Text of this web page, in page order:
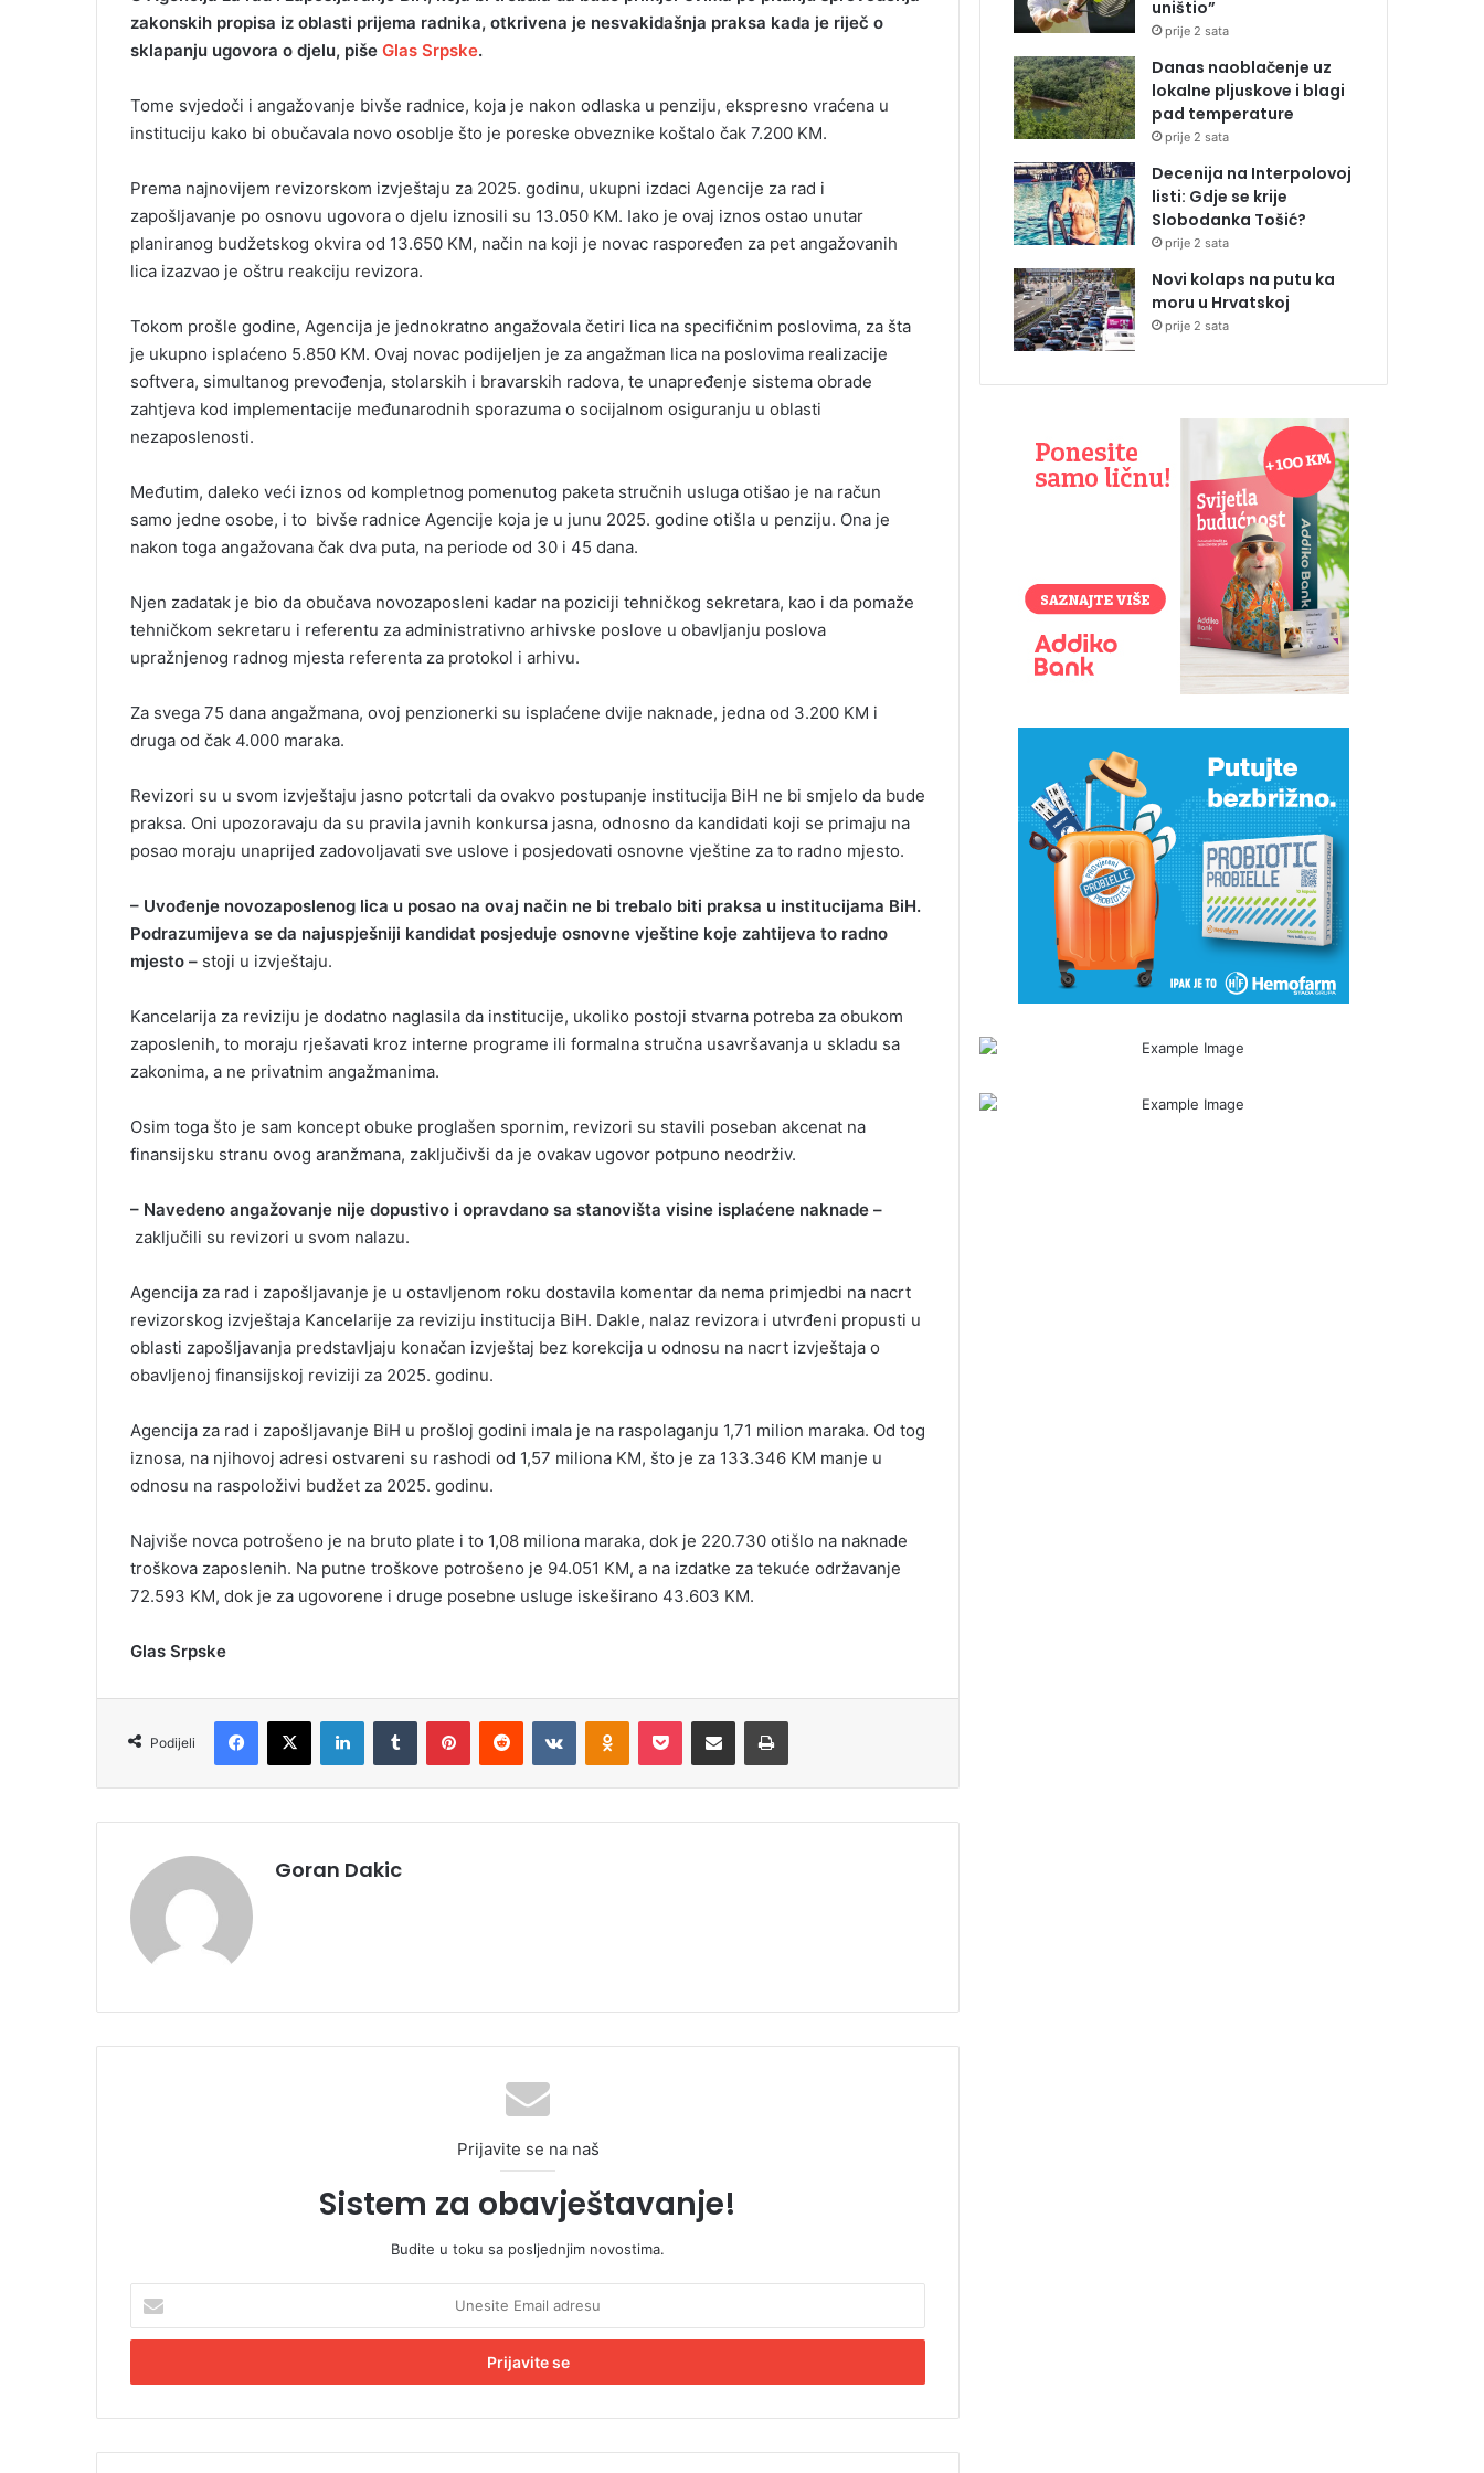
zakonskih propisa iz oblasti prijema radnika, otkrivena je nesvakidašnja praksa kada je riječ o
sklapanju ugovora o djelu, piše Glas Srpske.
Tome svjedoči i angažovanje bivše radnice, koja je nakon odlaska u penziju, ekspresno vraćena u
instituciju kako bi obučavala novo osoblje što je poreske obveznike koštalo čak 7.200 KM.
Prema najnovijem revizorskom izvještaju za 2025. godinu, ukupni izdaci Agencije za rad i
zapošljavanje po osnovu ugovora o djelu iznosili su 13.050 KM. Iako je ovaj iznos ostao unutar
planiranog budžetskog okvira od 13.650 KM, način na koji je novac raspoređen za pet angažovanih
lica izazvao je oštru reakciju revizora.
Tokom prošle godine, Agencija je jednokratno angažovala četiri lica na specifičnim poslovima, za šta
je ukupno isplaćeno 5.850 KM. Ovaj novac podijeljen je za angažman lica na poslovima realizacije
softvera, simultanog prevođenja, stolarskih i bravarskih radova, te unapređenje sistema obrade
zahtjeva kod implementacije međunarodnih sporazuma o socijalnom osiguranju u oblasti
nezaposlenosti.
Međutim, daleko veći iznos od kompletnog pomenutog paketa stručnih usluga otišao je na račun
samo jedne osobe, i to bivše radnice Agencije koja je u junu 2025. godine otišla u penziju. Ona je
nakon toga angažovana čak dva puta, na periode od 30 i 45 dana.
Njen zadatak je bio da obučava novozaposleni kadar na poziciji tehničkog sekretara, kao i da pomaže
tehničkom sekretaru i referentu za administrativno arhivske poslove u obavljanju poslova
upražnjenog radnog mjesta referenta za protokol i arhivu.
Za svega 75 dana angažmana, ovoj penzionerki su isplaćene dvije naknade, jedna od 3.200 KM i
druga od čak 4.000 maraka.
Revizori su u svom izvještaju jasno potcrtali da ovakvo postupanje institucija BiH ne bi smjelo da bude
praksa. Oni upozoravaju da su pravila javnih konkursa jasna, odnosno da kandidati koji se primaju na
posao moraju unaprijed zadovoljavati sve uslove i posjedovati osnovne vještine za to radno mjesto.
– Uvođenje novozaposlenog lica u posao na ovaj način ne bi trebalo biti praksa u institucijama BiH.
Podrazumijeva se da najuspješniji kandidat posjeduje osnovne vještine koje zahtijeva to radno
mjesto – stoji u izvještaju.
Kancelarija za reviziju je dodatno naglasila da institucije, ukoliko postoji stvarna potreba za obukom
zaposlenih, to moraju rješavati kroz interne programe ili formalna stručna usavršavanja u skladu sa
zakonima, a ne privatnim angažmanima.
Osim toga što je sam koncept obuke proglašen spornim, revizori su stavili poseban akcenat na
finansijsku stranu ovog aranžmana, zaključivši da je ovakav ugovor potpuno neodrživ.
– Navedeno angažovanje nije dopustivo i opravdano sa stanovišta visine isplaćene naknade –
zaključili su revizori u svom nalazu.
Agencija za rad i zapošljavanje je u ostavljenom roku dostavila komentar da nema primjedbi na nacrt
revizorskog izvještaja Kancelarije za reviziju institucija BiH. Dakle, nalaz revizora i utvrđeni propusti u
oblasti zapošljavanja predstavljaju konačan izvještaj bez korekcija u odnosu na nacrt izvještaja o
obavljenoj finansijskoj reviziji za 2025. godinu.
Agencija za rad i zapošljavanje BiH u prošloj godini imala je na raspolaganju 1,71 milion maraka. Od tog
iznosa, na njihovoj adresi ostvareni su rashodi od 1,57 miliona KM, što je za 133.346 KM manje u
odnosu na raspoloživi budžet za 2025. godinu.
Najviše novca potrošeno je na bruto plate i to 1,08 miliona maraka, dok je 220.730 otišlo na naknade
troškova zaposlenih. Na putne troškove potrošeno je 94.051 KM, a na izdatke za tekuće održavanje
72.593 KM, dok je za ugovorene i druge posebne usluge iskeširano 43.603 KM.
Glas Srpske
Podijeli
Goran Dakic
Prijavite se na naš
Sistem za obavještavanje!
Budite u toku sa posljednjim novostima.
e
i
E
uništio”
prije 2 sata
Danas naoblačenje uz
lokalne pljuskove i blagi
pad temperature
prije 2 sata
Decenija na Interpolovoj
listi: Gdje se krije
Slobodanka Tošić?
prije 2 sata
Novi kolaps na putu ka
moru u Hrvatskoj
prije 2 sata